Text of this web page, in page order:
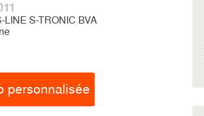
LINE S-TRONIC BVA
personnalisée